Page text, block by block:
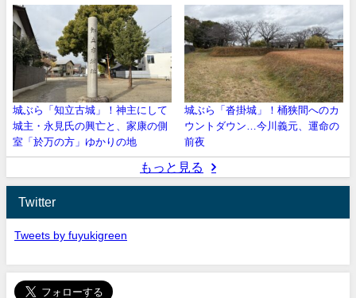
城ぶら「知立古城」！神主にして
城主・永見氏の興亡と、家康の側
室「於万の方」ゆかりの地
城ぶら「沓掛城」！桶狭間へのカ
ウントダウン…今川義元、運命の
前夜
もっと見る
Twitter
Tweets by fuyukigreen